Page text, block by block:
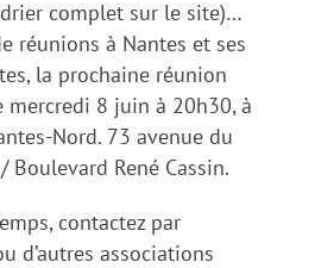
complet sur le site)…
réunions à Nantes et ses
la prochaine réunion
8 juin à 20h30, à
Nord. 73 avenue du
Boulevard René Cassin.
contactez par
d’autres associations